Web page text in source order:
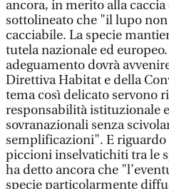
ancora, in merito alla
sottolineato che "il lupo
cacciabile. La specie
tutela nazionale ed
adeguamento dovrà
Direttiva Habitat e della
tema così delicato servono
responsabilità istituzionale
sovranazionali senza
semplificazioni". E riguardo
piccioni inselvatichiti tra le
ha detto ancora che
specie particolarmente